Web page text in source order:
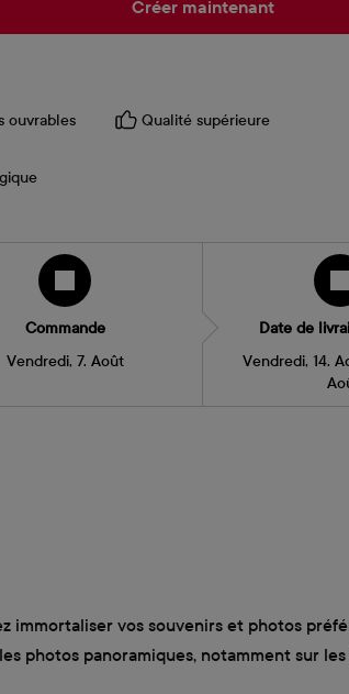
Créer maintenant
ouvrables Qualité supérieure
Commande
Vendredi, 7. Août
Date de
Vendredi, 14.
vos souvenirs et photos
photos panoramiques, notamment sur les